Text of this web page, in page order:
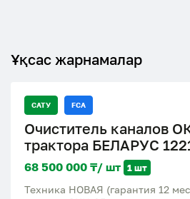
Ұқсас жарнамалар
САТУ FCA
Очиститель каналов
трактора БЕЛАРУС
68 500 000 ₸/ шт 1 шт
Техника НОВАЯ (гарантия 12